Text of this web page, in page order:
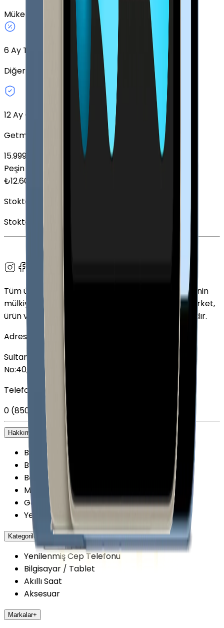
Mükemmel
64 GB GPS
6Ay Taksit Seçeneği
Diğer taksit seçeneklerini keşfedin.
12 Ay Garanti
Getmobil Garantisi
15.999
Peşin Fiyatına
₺12.600
Stokta Yok
Stokta Yok
Tüm ürün adları, logolar ve markalar ilgili sahiplerinin
mülkiyetindedir. Bu web sitesinde kullanılan tüm şirket,
ürün ve hizmet adları yalnızca tanımlama amaçlıdır.
Adres
Sultan Selim Mahallesi, Lalegül Sokağı No:5, İç Kapı
No:40, 34415 Kağıthane/İstanbul
Telefon
0 (850) 303 79 79
Hakkımızda +
Biz kimiz?
Blog
Belgelerimiz
Mağazalarımız
Getmobil Güvenilir Mi?
Yenilenmiş Cihazlarda Güvence
Kategoriler
Yenilenmiş Cep Telefonu
Bilgisayar / Tablet
Akıllı Saat
Aksesuar
Markalar+